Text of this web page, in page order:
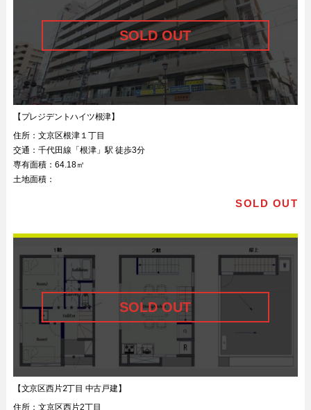
【プレジデントハイツ根津】
住所： 文京区根津１丁目
交通： 千代田線「根津」駅 徒歩3分
専有面積： 64.18㎡
土地面積：
SOLD OUT
【文京区西片2丁目 中古戸建】
住所： 文京区西片2丁目